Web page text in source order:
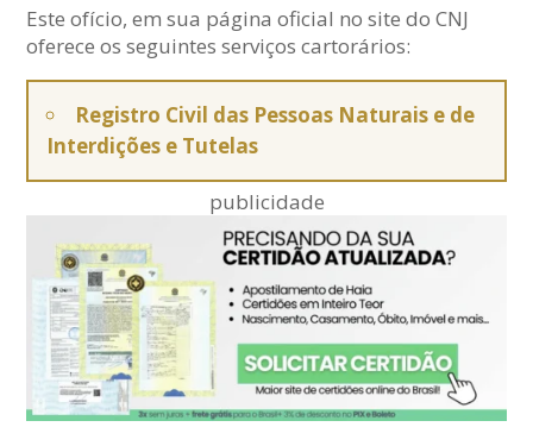
Este ofício, em sua página oficial no site do CNJ
oferece os seguintes serviços cartorários:
Registro Civil das Pessoas Naturais e de
Interdições e Tutelas
publicidade